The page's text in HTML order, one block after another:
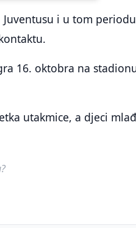
i u tom periodu
16. oktobra na
utakmice, a djeci